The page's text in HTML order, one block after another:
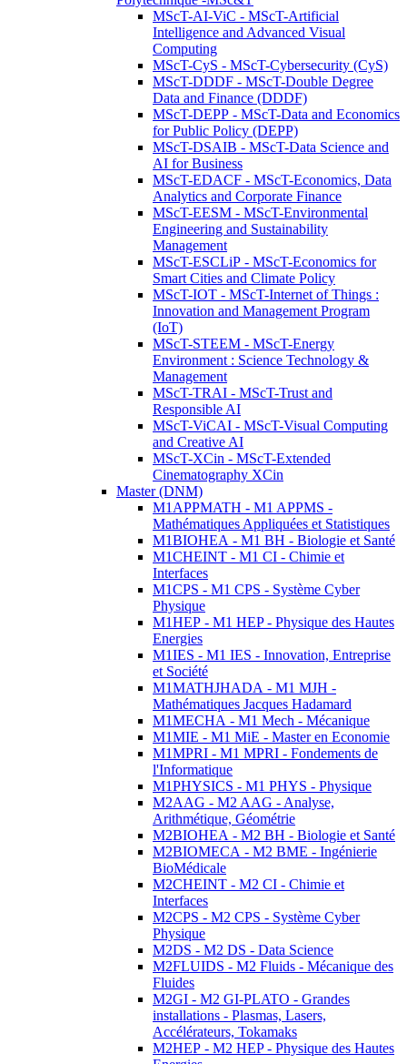
MScT-AI-ViC - MScT-Artificial
Intelligence and Advanced Visual
Computing
MScT-CyS - MScT-Cybersecurity (CyS)
MScT-DDDF - MScT-Double Degree
Data and Finance (DDDF)
MScT-DEPP - MScT-Data and Economics
for Public Policy (DEPP)
MScT-DSAIB - MScT-Data Science and
AI for Business
MScT-EDACF - MScT-Economics, Data
Analytics and Corporate Finance
MScT-EESM - MScT-Environmental
Engineering and Sustainability
Management
MScT-ESCLiP - MScT-Economics for
Smart Cities and Climate Policy
MScT-IOT - MScT-Internet of Things :
Innovation and Management Program
(IoT)
MScT-STEEM - MScT-Energy
Environment : Science Technology &
Management
MScT-TRAI - MScT-Trust and
Responsible AI
MScT-ViCAI - MScT-Visual Computing
and Creative AI
MScT-XCin - MScT-Extended
Cinematography XCin
Master (DNM)
M1APPMATH - M1 APPMS -
Mathématiques Appliquées et Statistiques
M1BIOHEA - M1 BH - Biologie et Santé
M1CHEINT - M1 CI - Chimie et
Interfaces
M1CPS - M1 CPS - Système Cyber
Physique
M1HEP - M1 HEP - Physique des Hautes
Energies
M1IES - M1 IES - Innovation, Entreprise
et Société
M1MATHJHADA - M1 MJH -
Mathématiques Jacques Hadamard
M1MECHA - M1 Mech - Mécanique
M1MIE - M1 MiE - Master en Economie
M1MPRI - M1 MPRI - Fondements de
l'Informatique
M1PHYSICS - M1 PHYS - Physique
M2AAG - M2 AAG - Analyse,
Arithmétique, Géométrie
M2BIOHEA - M2 BH - Biologie et Santé
M2BIOMECA - M2 BME - Ingénierie
BioMédicale
M2CHEINT - M2 CI - Chimie et
Interfaces
M2CPS - M2 CPS - Système Cyber
Physique
M2DS - M2 DS - Data Science
M2FLUIDS - M2 Fluids - Mécanique des
Fluides
M2GI - M2 GI-PLATO - Grandes
installations - Plasmas, Lasers,
Accélérateurs, Tokamaks
M2HEP - M2 HEP - Physique des Hautes